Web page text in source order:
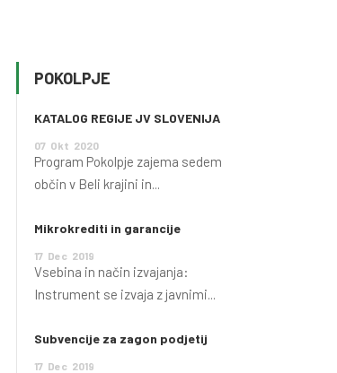
POKOLPJE
KATALOG REGIJE JV SLOVENIJA
07 Okt 2020
Program Pokolpje zajema sedem
občin v Beli krajini in...
Mikrokrediti in garancije
17 Dec 2019
Vsebina in način izvajanja:
Instrument se izvaja z javnimi...
Subvencije za zagon podjetij
17 Dec 2019